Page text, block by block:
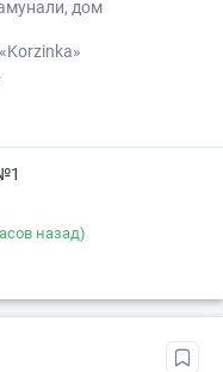
дом
назад)